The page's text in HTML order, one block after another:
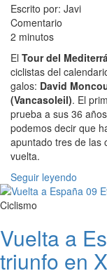
Escrito por: Javi
Comentario
2 minutos
El Tour del
ciclistas del
galos: David
(Vancasoleil). El
prueba a sus 36
podemos decir que
apuntado tres de las
vuelta.
Seguir leyendo
Ciclismo
Vuelta a
triunfo en